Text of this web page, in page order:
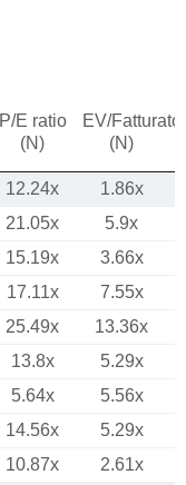
P/E ratio
(N)
EV/Fatturato
(N)
12.24x
1.86x
21.05x 5.9x
15.19x
3.66x
17.11x
7.55x
25.49x 13.36x
13.8x
5.29x
5.64x
5.56x
14.56x
5.29x
10.87x
2.61x